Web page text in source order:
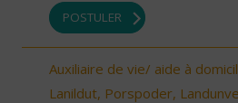
POSTULER
Auxiliaire de vie/ aide à
Lanildut, Porspoder,